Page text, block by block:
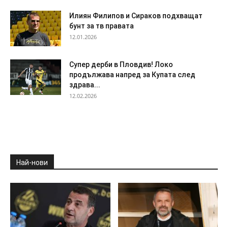
Илиян Филипов и Сираков подхващат
бунт за тв правата
12.01.2026
Супер дерби в Пловдив! Локо
продължава напред за Купата след
здрава...
12.02.2026
Най-нови